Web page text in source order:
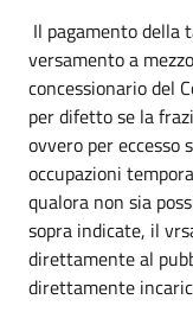
Il pagamento della
versamento a
concessionario del
per difetto se la
ovvero per eccesso
occupazioni
qualora non sia
sopra indicate, il
direttamente al
direttamente